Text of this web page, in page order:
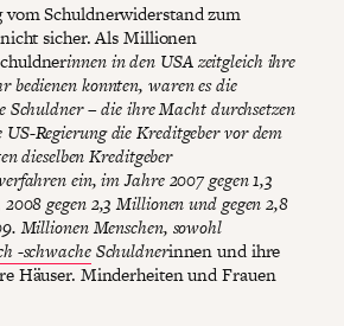
Schuldnerwiderstand zum
sicher. Als Millionen
innen in den USA zeitgleich ihre
bedienen konnten, waren es die
Schuldner – die ihre Macht durchsetzen
Regierung die Kreditgeber vor dem
dieselben Kreditgeber
ein, im Jahre 2007 gegen 1,3
gegen 2,3 Millionen und gegen 2,8
Millionen Menschen, sowohl
-schwacheSchuldnerinnen und ihre
Häuser. Minderheiten und Frauen